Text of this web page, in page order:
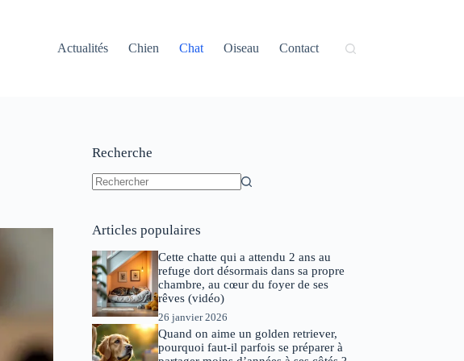
Actualités
Chien Chat Oiseau Contact
Recherche
Articles populaires
Cette chatte qui a attendu 2 ans au
refuge dort désormais dans sa propre
chambre, au cœur du foyer de ses
rêves (vidéo)
26 janvier 2026
Quand on aime un golden retriever,
pourquoi faut-il parfois se préparer à